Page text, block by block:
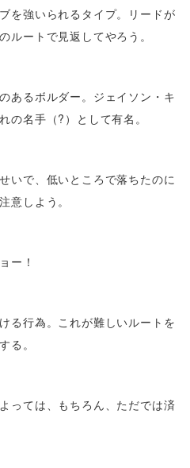
を強いられるタイプ。リードが
ルートで見返してやろう。
あるボルダー。ジェイソン・キ
の名手（?）として有名。
いで、低いところで落ちたのに
意しよう。
ー！
る行為。これが難しいルートを
る。
っては、もちろん、ただでは済